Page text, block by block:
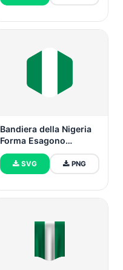
Bandiera della Nigeria
Forma Esagono
Arrotondato
SVG PNG